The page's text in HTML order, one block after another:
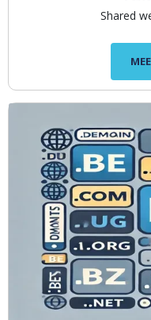
Shared